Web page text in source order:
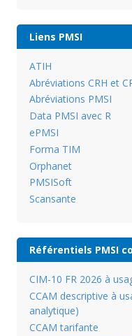
Liens PMSI
ATIH
Abréviations CRH et
Abréviations PMSI
Data PMSI avec R
ePMSI
Forma TIM
Orphanet
PMSISoft
Scansante
Référentiels PMSI
CIM-10 FR 2026 à
CCAM descriptive à
analytique)
CCAM tarifante